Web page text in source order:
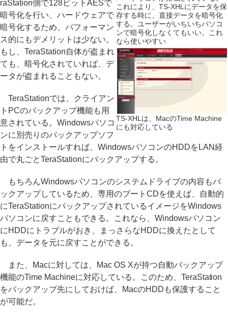
これにより、TS-XHLにデータを保
存する時に、直接データを暗号化
する。ユーザーがいちいちパソコ
ンで暗号化しなくてもいい。これ
なら使いやすい
TS-XHLは、MacのTime Machine
にも対応している
raStation側で128ビットAESで
暗号化を行い、ハードウェアで
暗号化するため、パフォーマン
ス的にもデメリットは少ない。
もし、TeraStation自体が盗まれ
ても、暗号化されていれば、デ
ータが盗まれることもない。
TeraStationでは、クライアン
トPCのバックアップ機能も用
意されている。Windowsパソコ
ンに別売りのバックアップソフ
トをインストールすれば、WindowsパソコンのHDDをLAN経
由で丸ごとTeraStationにバックアップする。
もちろんWindowsパソコンのシステムドライブの内容もバ
ックアップしているため、専用のブートCDを使えば、自動的
にTeraStationにバックアップされているイメージをWindows
パソコンに戻すこともできる。これなら、Windowsパソコン
にHDDにトラブルがおき、まっさらなHDDに換えたとして
も、データを元に戻すことができる。
また、Macに対しては、Mac OS Xが持つ自動バックアップ
機能のTime Machineに対応している。このため、TeraStation
をバックアップ先にしておけば、MacのHDDも保護すること
が可能だ。